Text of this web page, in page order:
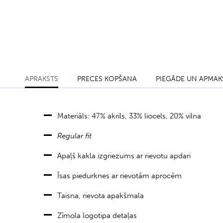
APRAKSTS PRECES KOPŠANA PIEGĀDE UN
Materiāls: 47% akrils, 33% liocels, 20% vilna
Regular fit
Apaļš kakla izgriezums ar rievotu apdari
Īsas piedurknes ar rievotām aprocēm
Taisna, rievota apakšmala
Zīmola logotipa detaļas